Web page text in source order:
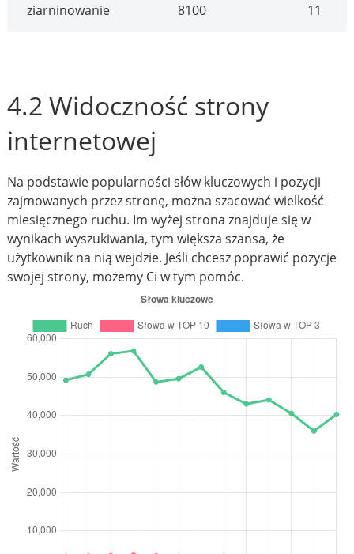
ziarninowanie 8100 11
4.2 Widoczność strony
internetowej
Na podstawie popularności słów kluczowych i pozycji
zajmowanych przez stronę, można szacować wielkość
miesięcznego ruchu. Im wyżej strona znajduje się w
wynikach wyszukiwania, tym większa szansa, że
użytkownik na nią wejdzie. Jeśli chcesz poprawić pozycje
swojej strony, możemy Ci w tym pomóc.